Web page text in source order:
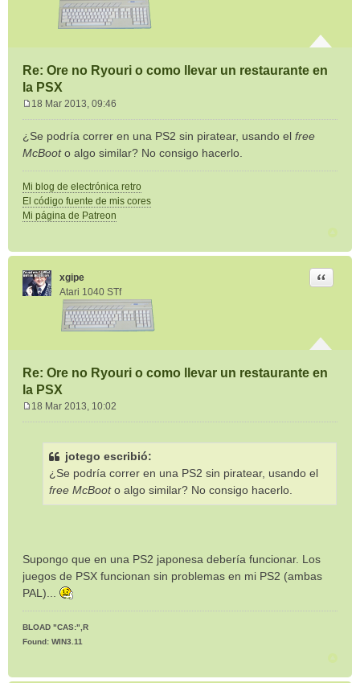
Re: Ore no Ryouri o como llevar un restaurante en
la PSX
n
s
a
j
e
18 Mar 2013, 09:46
¿Se podría correr en una PS2 sin piratear, usando el free
McBooto algo similar? No consigo hacerlo.
Mi blog de electrónica retro
El código fuente de mis cores
Mi página de Patreon
xgipe
Atari 1040 STf
Re: Ore no Ryouri o como llevar un restaurante en
la PSX
Citar
18 Mar 2013, 10:02
jotego escribió:
¿Se podría correr en una PS2 sin piratear, usando el
free McBooto algo similar? No consigo hacerlo.
Supongo que en una PS2 japonesa debería funcionar. Los
juegos de PSX funcionan sin problemas en mi PS2 (ambas
PAL)...
BLOAD "CAS:",R
Found: WIN3.11